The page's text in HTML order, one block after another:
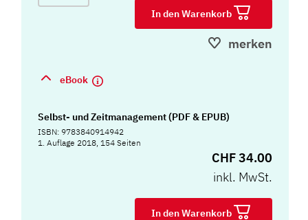
In den Warenkorb
merken
eBook
Selbst- und Zeitmanagement (PDF & EPUB)
ISBN: 9783840914942
1. Auflage 2018, 154 Seiten
CHF 34.00
inkl. MwSt.
In den Warenkorb